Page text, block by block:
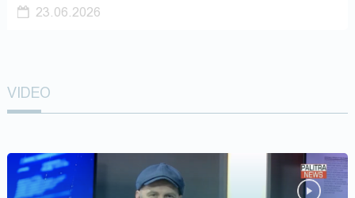
23.06.2026
VIDEO